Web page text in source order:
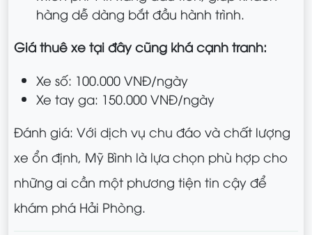
hàng dễ dàng bắt đầu hành trình.
Giá thuê xe tại đây cũng khá cạnh tranh:
Xe số: 100.000 VNĐ/ngày
Xe tay ga: 150.000 VNĐ/ngày
Đánh giá: Với dịch vụ chu đáo và chất lượng
xe ổn định, Mỹ Bình là lựa chọn phù hợp cho
những ai cần một phương tiện tin cậy để
khám phá Hải Phòng.